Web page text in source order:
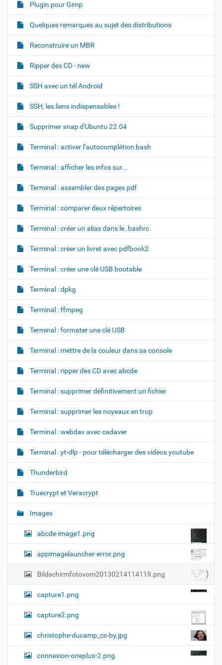
Plugin pour Gimp
Quelques remarques au sujet des distributions
Reconstruire un MBR
Ripper des CD - new
SSH avec un tél Android
SSH, les liens indispensables !
Supprimer snap d'Ubuntu 22.04
Terminal : activer l’autocomplétion bash
Terminal : afficher les infos sur...
Terminal : assembler des pages pdf
Terminal : comparer deux répertoires
Terminal : créer un alias dans le .bashrc
Terminal : créer un livret avec pdfbook2
Terminal : créer une clé USB bootable
Terminal : dpkg
Terminal : ffmpeg
Terminal : formater une clé USB
Terminal : mettre de la couleur dans sa console
Terminal : ripper des CD avec abcde
Terminal : supprimer définitivement un fichier
Terminal : supprimer les noyeaux en trop
Terminal : webdav avec cadaver
Terminal : yt-dlp - pour télécharger des vidéos youtube
Thunderbird
Truecrypt et Veracrypt
Images
abcde-image1.png
appimagelauncher-error.png
Bildschirmfotovom20130214114119.png
capture1.png
capture2.png
christophe-ducamp_cc-by.jpg
connexion-oneplus-2.png